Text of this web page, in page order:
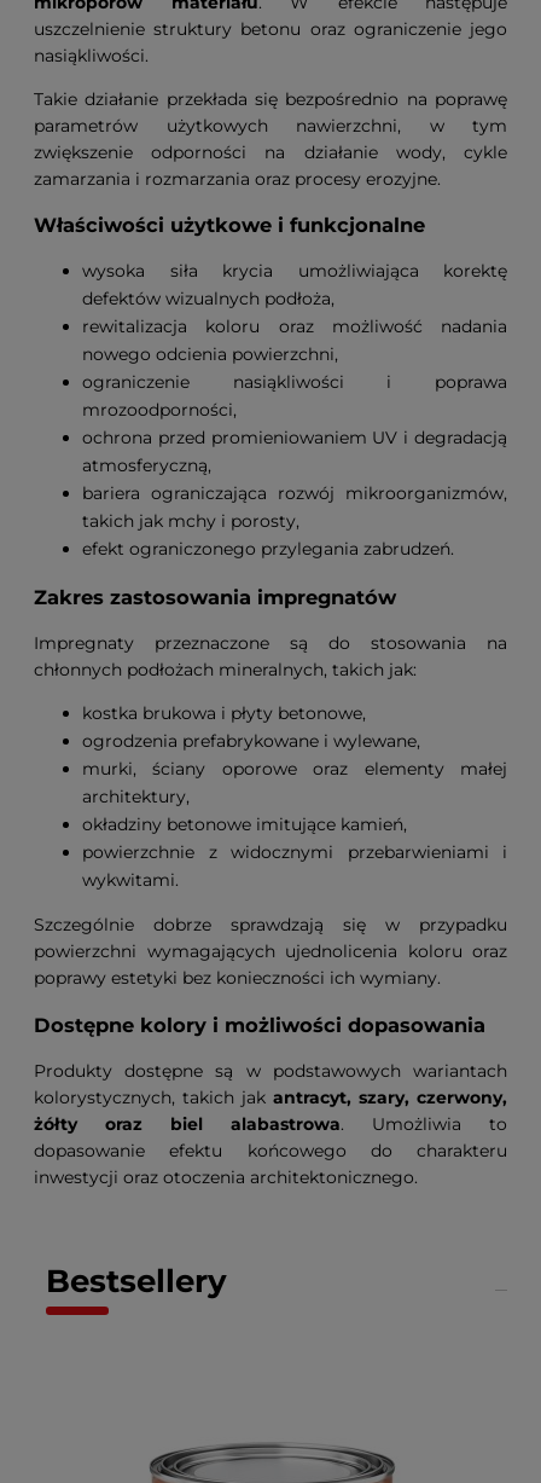
uszczelnienie struktury betonu oraz ograniczenie jego
nasiąkliwości.
Takie działanie przekłada się bezpośrednio na poprawę
parametrów użytkowych nawierzchni, w tym
zwiększenie odporności na działanie wody, cykle
zamarzania i rozmarzania oraz procesy erozyjne.
Właściwości użytkowe i funkcjonalne
wysoka siła krycia umożliwiająca korektę
defektów wizualnych podłoża,
rewitalizacja koloru oraz możliwość nadania
nowego odcienia powierzchni,
ograniczenie nasiąkliwości i poprawa
mrozoodporności,
ochrona przed promieniowaniem UV i degradacją
atmosferyczną,
bariera ograniczająca rozwój mikroorganizmów,
takich jak mchy i porosty,
efekt ograniczonego przylegania zabrudzeń.
Zakres zastosowania impregnatów
Impregnaty przeznaczone są do stosowania na
chłonnych podłożach mineralnych, takich jak:
kostka brukowa i płyty betonowe,
ogrodzenia prefabrykowane i wylewane,
murki, ściany oporowe oraz elementy małej
architektury,
okładziny betonowe imitujące kamień,
powierzchnie z widocznymi przebarwieniami i
wykwitami.
Szczególnie dobrze sprawdzają się w przypadku
powierzchni wymagających ujednolicenia koloru oraz
poprawy estetyki bez konieczności ich wymiany.
Dostępne kolory i możliwości dopasowania
Produkty dostępne są w podstawowych wariantach
kolorystycznych, takich jak antracyt, szary, czerwony,
żółty oraz biel alabastrowa. Umożliwia to
dopasowanie efektu końcowego do charakteru
inwestycji oraz otoczenia architektonicznego.
Bestsellery